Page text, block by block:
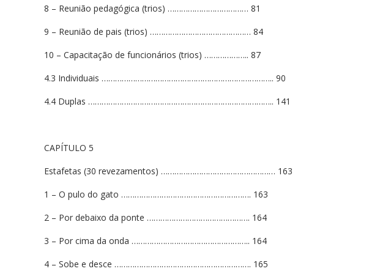
8 – Reunião pedagógica (trios) ……………………………… 81
9 – Reunião de pais (trios) ……………………………………… 84
10 – Capacitação de funcionários (trios) ……………….. 87
4.3 Individuais ………………………………………………………………….. 90
4.4 Duplas ……………………………………………………………………….. 141
CAPÍTULO 5
Estafetas (30 revezamentos) …………………………………………… 163
1 – O pulo do gato …………………………………………………. 163
2 – Por debaixo da ponte ………………………………………. 164
3 – Por cima da onda …………………………………………….. 164
4 – Sobe e desce ……………………………………………………. 165